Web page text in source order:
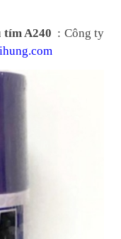
tím A240 : Công ty